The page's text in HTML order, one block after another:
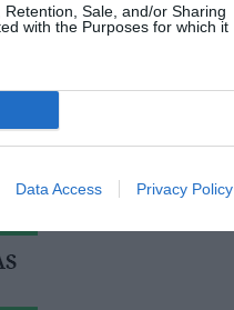
Sale, and/or Sharing
with the Purposes for which it
Data Access Privacy Policy